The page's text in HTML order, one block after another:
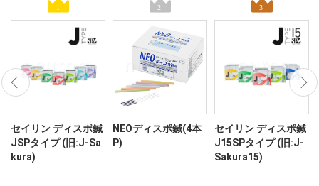
セイリン ディスポ鍼
JSPタイプ (旧:J-Sa
kura)
NEOディスポ鍼(4本
P)
セイリン ディスポ鍼
J15SPタイプ (旧:J-
Sakura15)